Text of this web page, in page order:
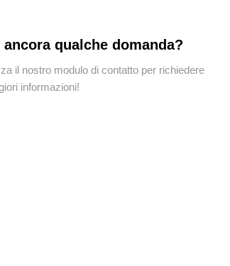
ancora qualche domanda?
il nostro modulo di contatto per richiedere
informazioni!